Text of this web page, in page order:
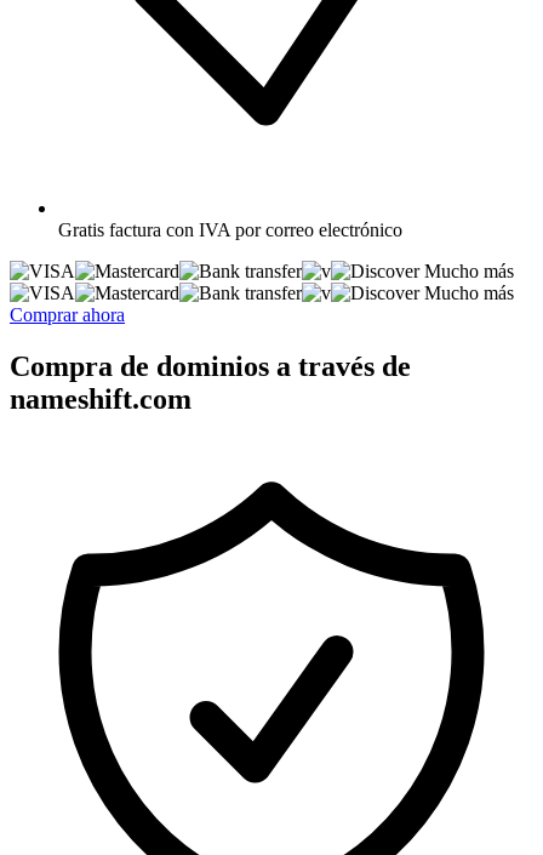
Gratis factura con IVA por correo electrónico
Mucho más
Mucho más
Comprar ahora
Compra de dominios a través de
nameshift.com